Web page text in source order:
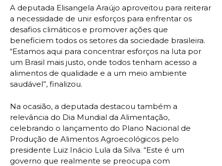
A deputada Elisangela Araújo aproveitou para reiterar
a necessidade de unir esforços para enfrentar os
desafios climáticos e promover ações que
beneficiem todos os setores da sociedade brasileira.
“Estamos aqui para concentrar esforços na luta por
um Brasil mais justo, onde todos tenham acesso a
alimentos de qualidade e a um meio ambiente
saudável”, finalizou.
Na ocasião, a deputada destacou também a
relevância do Dia Mundial da Alimentação,
celebrando o lançamento do Plano Nacional de
Produção de Alimentos Agroecológicos pelo
presidente Luiz Inácio Lula da Silva. “Este é um
governo que realmente se preocupa com